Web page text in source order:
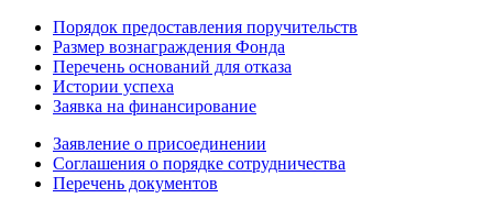
Порядок предоставления поручительств
Размер вознаграждения Фонда
Перечень оснований для отказа
Истории успеха
Заявка на финансирование
Заявление о присоединении
Соглашения о порядке сотрудничества
Перечень документов